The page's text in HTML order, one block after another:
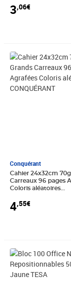
3,06€
Conquérant
Cahier 24x32cm
Carreaux 96 pages
Coloris aléatoires
4,55€
Prix 4,55€
Prix 2,81€